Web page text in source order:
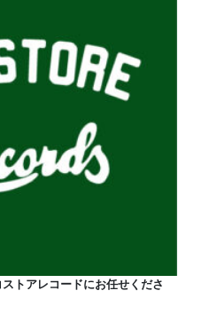
トアレコードにお任せくださ